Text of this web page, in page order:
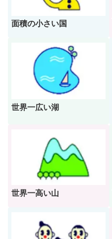
面積の小さい国
世界一広い湖
世界一高い山